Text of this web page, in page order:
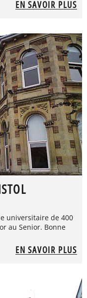
EN SAVOIR PLUS
universitaire de 400
au Senior. Bonne
EN SAVOIR PLUS